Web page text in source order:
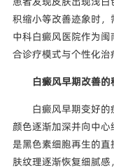
积缩小等改善迹象时
中科白癜风医院作为
合诊疗模式与个性化治
白癜风早期改善的
白癜风早期变好的
颜色逐渐加深并向中
是黑色素细胞再生的
肤纹理逐渐恢复细腻